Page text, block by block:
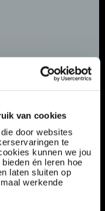
van cookies
door websites
te
kunnen we jou
én leren hoe
laten sluiten op
werkende
van